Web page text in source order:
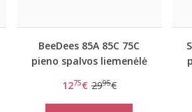
BeeDees 85A 85C 75C
pieno spalvos liemenėlė
1275€ 2995€